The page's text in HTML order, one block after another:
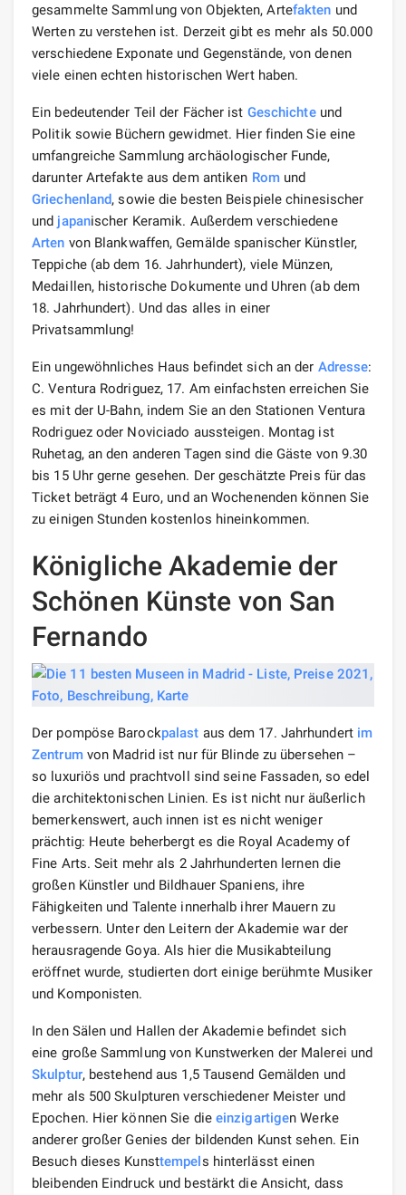
gesammelte Sammlung von Objekten, Artefakten und
Werten zu verstehen ist. Derzeit gibt es mehr als 50.000
verschiedene Exponate und Gegenstände, von denen
viele einen echten historischen Wert haben.
Ein bedeutender Teil der Fächer ist Geschichteund
Politik sowie Büchern gewidmet. Hier finden Sie eine
umfangreiche Sammlung archäologischer Funde,
darunter Artefakte aus dem antiken Romund
Griechenland, sowie die besten Beispiele chinesischer
und japanischer Keramik. Außerdem verschiedene
Arten von Blankwaffen, Gemälde spanischer Künstler,
Teppiche (ab dem 16. Jahrhundert), viele Münzen,
Medaillen, historische Dokumente und Uhren (ab dem
18. Jahrhundert). Und das alles in einer
Privatsammlung!
Ein ungewöhnliches Haus befindet sich an der Adresse:
C. Ventura Rodriguez, 17. Am einfachsten erreichen Sie
es mit der U-Bahn, indem Sie an den Stationen Ventura
Rodriguez oder Noviciado aussteigen. Montag ist
Ruhetag, an den anderen Tagen sind die Gäste von 9.30
bis 15 Uhr gerne gesehen. Der geschätzte Preis für das
Ticket beträgt 4 Euro, und an Wochenenden können Sie
zu einigen Stunden kostenlos hineinkommen.
Königliche Akademie der
Schönen Künste von San
Fernando
Der pompöse Barockpalast aus dem 17. Jahrhundert im
Zentrumvon Madrid ist nur für Blinde zu übersehen –
so luxuriös und prachtvoll sind seine Fassaden, so edel
die architektonischen Linien. Es ist nicht nur äußerlich
bemerkenswert, auch innen ist es nicht weniger
prächtig: Heute beherbergt es die Royal Academy of
Fine Arts. Seit mehr als 2 Jahrhunderten lernen die
großen Künstler und Bildhauer Spaniens, ihre
Fähigkeiten und Talente innerhalb ihrer Mauern zu
verbessern. Unter den Leitern der Akademie war der
herausragende Goya. Als hier die Musikabteilung
eröffnet wurde, studierten dort einige berühmte Musiker
und Komponisten.
In den Sälen und Hallen der Akademie befindet sich
eine große Sammlung von Kunstwerken der Malerei und
Skulptur, bestehend aus 1,5 Tausend Gemälden und
mehr als 500 Skulpturen verschiedener Meister und
Epochen. Hier können Sie die einzigartigen Werke
anderer großer Genies der bildenden Kunst sehen. Ein
Besuch dieses Kunsttempels hinterlässt einen
bleibenden Eindruck und bestärkt die Ansicht, dass